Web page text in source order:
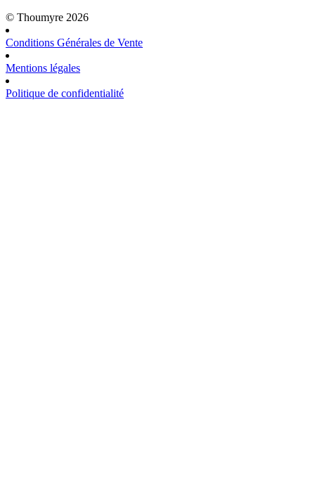
© Thoumyre 2026
Conditions Générales de Vente
Mentions légales
Politique de confidentialité